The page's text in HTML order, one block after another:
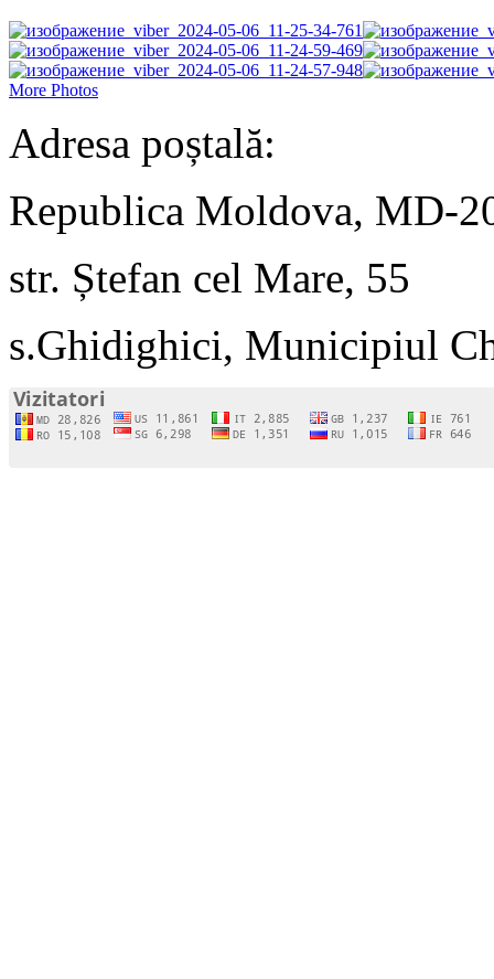
More Photos
Adresa poștală:
Republica Moldova, MD-
str. Ștefan cel Mare, 55
s.Ghidighici, Municipiul